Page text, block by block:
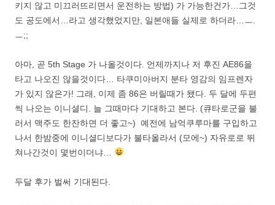
키지 않고 미끄러뜨리면서 운전하는 방법) 가 가능한건가…그것
도 공도에서…라고 생각했었지만, 일본애들 실제로 하더라…ㅡ.
ㅡ;;
아마, 곧 5th Stage 가 나올것이다. 언제까지나 저 후진 AE86을
타고 나오진 않을것이다… 타쿠미아버지 분타 영감의 임프렌자
가 있지 않은가! 그래, 이제 좀 86은 버릴때가 됐다. 두 달에 두편
씩 나오는 이니셜디. 늘 그때마다 기대하고 본다. (큐타로군을 불
러서 맥주도 한잔하면 더 좋고~) 예전에 남억쿠루마를 구입하고
나서 한밤중에 이니셜디보다가 불타올라서 (모에~) 자유로로 뛰
쳐나간것이 몇번이더냐…
두달 후가 벌써 기대된다.